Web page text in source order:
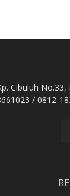
Cibuluh
/ 0812-